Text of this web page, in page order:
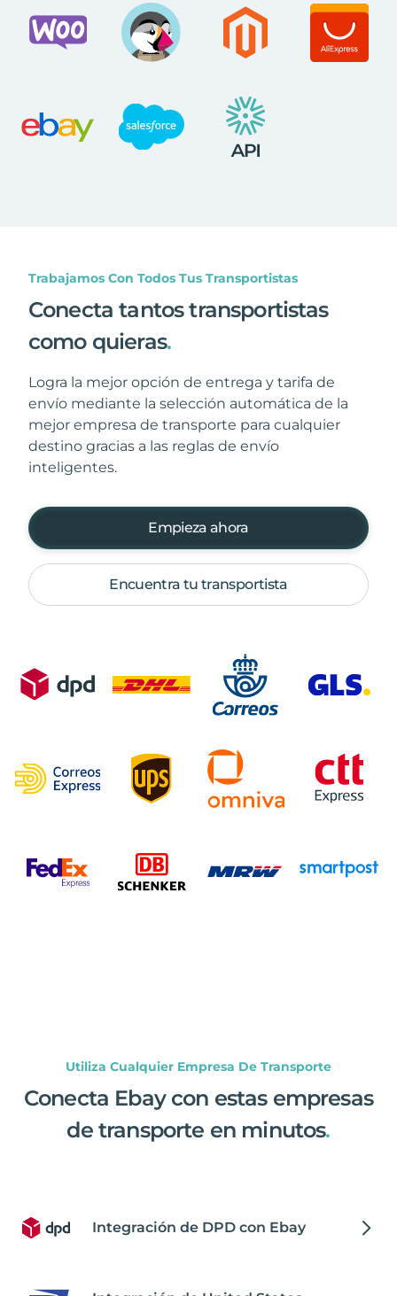
Trabajamos Con Todos Tus Transportistas
Conecta tantos transportistas
como quieras.
Logra la mejor opción de entrega y tarifa de
envío mediante la selección automática de la
mejor empresa de transporte para cualquier
destino gracias a las reglas de envío
inteligentes.
Empieza ahora
Encuentra tu transportista
Utiliza Cualquier Empresa De Transporte
Conecta Ebay con estas empresas
de transporte en minutos.
Integración de DPD con Ebay